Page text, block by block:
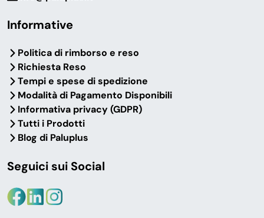
Informative
Politica di rimborso e reso
Richiesta Reso
Tempi e spese di spedizione
Modalità di Pagamento Disponibili
Informativa privacy (GDPR)
Tutti i Prodotti
Blog di Paluplus
Seguici sui Social